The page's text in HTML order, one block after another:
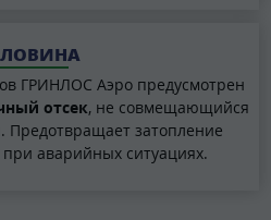
ГРИНЛОС Аэро предусмотрен
отсек, не совмещающийся
Предотвращает затопление
при аварийных ситуациях.